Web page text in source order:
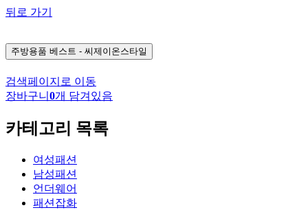
뒤로 가기
주방용품 베스트 - 씨제이온스타일
검색페이지로 이동
장바구니 0개 담겨있음
카테고리 목록
여성패션
남성패션
언더웨어
패션잡화